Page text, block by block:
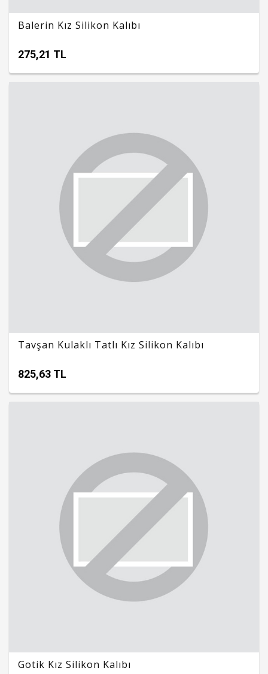
Balerin Kız Silikon Kalıbı
275,21 TL
Tavşan Kulaklı Tatlı Kız Silikon Kalıbı
825,63 TL
Gotik Kız Silikon Kalıbı